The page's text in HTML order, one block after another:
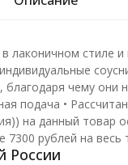
лаконичном стиле
чему они
подача •
на данный товар
7300 рублей на весь
России